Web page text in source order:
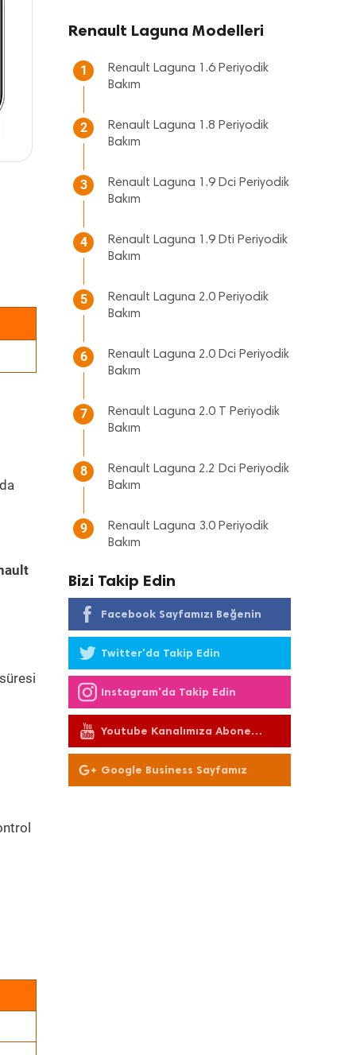
Renault Laguna Modelleri
1
Renault Laguna 1.6 Periyodik
Bakım
2
Renault Laguna 1.8 Periyodik
Bakım
3
Renault Laguna 1.9 Dci Periyodik
Bakım
4
Renault Laguna 1.9 Dti Periyodik
Bakım
5
Renault Laguna 2.0 Periyodik
Bakım
6
Renault Laguna 2.0 Dci Periyodik
Bakım
7
Renault Laguna 2.0 T Periyodik
Bakım
8
Renault Laguna 2.2 Dci Periyodik
Bakım
9
Renault Laguna 3.0 Periyodik
Bakım
Bizi Takip Edin
Facebook Sayfamızı Beğenin
Twitter'da Takip Edin
Instagram'da Takip Edin
Youtube Kanalımıza Abone
Olun
Google Business Sayfamız